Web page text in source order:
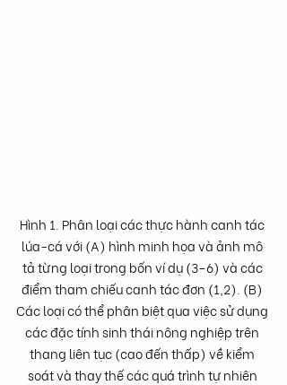
Hình 1. Phân loại các thực hành canh tác
lúa-cá với (A) hình minh họa và ảnh mô
tả từng loại trong bốn ví dụ (3–6) và các
điểm tham chiếu canh tác đơn (1,2). (B)
Các loại có thể phân biệt qua việc sử dụng
các đặc tính sinh thái nông nghiệp trên
thang liên tục (cao đến thấp) về kiểm
soát và thay thế các quá trình tự nhiên